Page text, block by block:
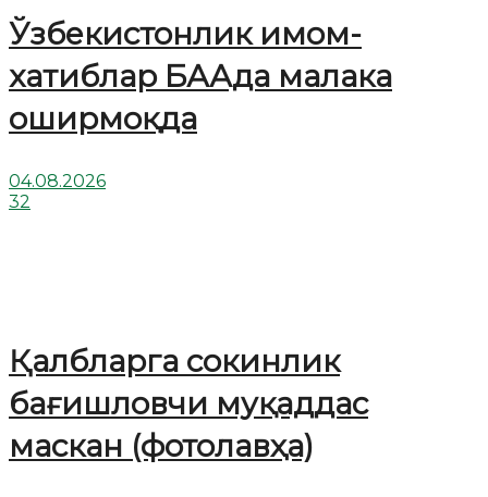
Ўзбекистонлик имом-
хатиблар БААда малака
оширмоқда
04.08.2026
32
Қалбларга сокинлик
бағишловчи муқаддас
маскан (фотолавҳа)